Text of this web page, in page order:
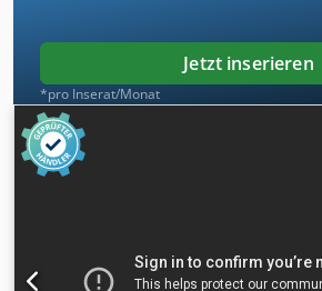
Jetzt inserieren
*pro Inserat/Monat